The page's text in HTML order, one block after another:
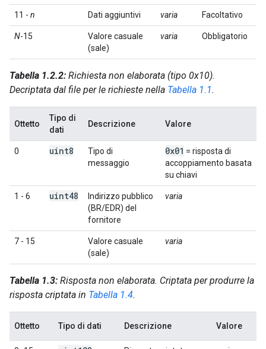
11 - n Dati aggiuntivi varia Facoltativo
N-15
Valore casuale
(sale)
varia Obbligatorio
Tabella 1.2.2: Richiesta non elaborata (tipo 0x10).
Decriptata dal file per le richieste nella Tabella 1.1.
Ottetto
Tipo di
dati
Descrizione Valore
0 uint8
Tipo di
messaggio
0x01 = risposta di
accoppiamento basata
su chiavi
1 - 6 uint48
Indirizzo pubblico
(BR/EDR) del
fornitore
varia
7 - 15
Valore casuale
(sale)
varia
Tabella 1.3: Risposta non elaborata. Criptata per produrre la
risposta criptata in Tabella 1.4.
Ottetto Tipo di dati Descrizione Valore